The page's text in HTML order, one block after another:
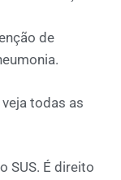
de
todas as
SUS. É direito